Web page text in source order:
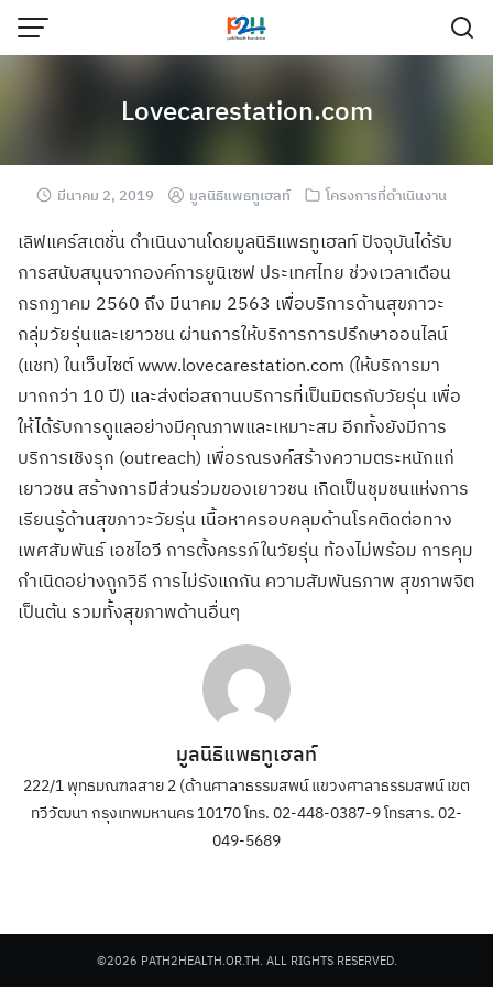
Lovecarestation.com
มีนาคม 2, 2019 มูลนิธิแพธทูเฮลท์ โครงการที่ดำเนินงาน
เลิฟแคร์สเตชั่น ดำเนินงานโดยมูลนิธิแพธทูเฮลท์ ปัจจุบันได้รับ
การสนับสนุนจากองค์การยูนิเซฟ ประเทศไทย ช่วงเวลาเดือน
กรกฏาคม 2560 ถึง มีนาคม 2563 เพื่อบริการด้านสุขภาวะ
กลุ่มวัยรุ่นและเยาวชน ผ่านการให้บริการการปรึกษาออนไลน์
(แชท) ในเว็บไซต์ www.lovecarestation.com (ให้บริการมา
มากกว่า 10 ปี) และส่งต่อสถานบริการที่เป็นมิตรกับวัยรุ่น เพื่อ
ให้ได้รับการดูแลอย่างมีคุณภาพและเหมาะสม อีกทั้งยังมีการ
บริการเชิงรุก (outreach) เพื่อรณรงค์สร้างความตระหนักแก่
เยาวชน สร้างการมีส่วนร่วมของเยาวชน เกิดเป็นชุมชนแห่งการ
เรียนรู้ด้านสุขภาวะวัยรุ่น เนื้อหาครอบคลุมด้านโรคติดต่อทาง
เพศสัมพันธ์ เอชไอวี การตั้งครรภ์ในวัยรุ่น ท้องไม่พร้อม การคุม
กำเนิดอย่างถูกวิธี การไม่รังแกกัน ความสัมพันธภาพ สุขภาพจิต
เป็นต้น รวมทั้งสุขภาพด้านอื่นๆ
มูลนิธิแพธทูเฮลท์
222/1 พุทธมณฑลสาย 2 (ด้านศาลาธรรมสพน์ แขวงศาลาธรรมสพน์ เขต
ทวีวัฒนา กรุงเทพมหานคร 10170 โทร. 02-448-0387-9 โทรสาร. 02-
049-5689
©2026 PATH2HEALTH.OR.TH. ALL RIGHTS RESERVED.